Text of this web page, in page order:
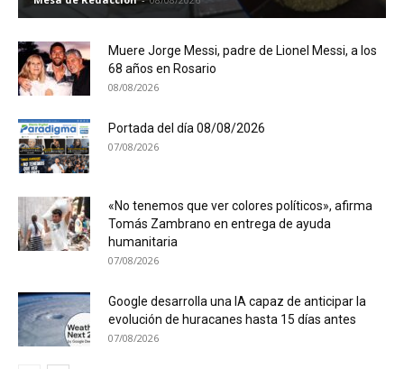
Muere Jorge Messi, padre de Lionel Messi, a los
68 años en Rosario
08/08/2026
Portada del día 08/08/2026
07/08/2026
«No tenemos que ver colores políticos», afirma
Tomás Zambrano en entrega de ayuda
humanitaria
07/08/2026
Google desarrolla una IA capaz de anticipar la
evolución de huracanes hasta 15 días antes
07/08/2026